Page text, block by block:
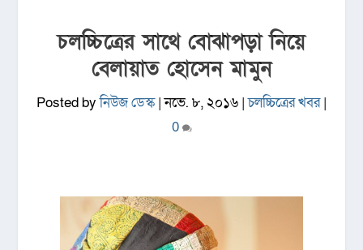
চলচ্চিত্রের সাথে বোঝাপড়া নিয়ে
বেলায়াত হোসেন মামুন
Posted byনিউজ ডেস্ক|নভে. ৮, ২০১৬ |চলচ্চিত্রের খবর|
0